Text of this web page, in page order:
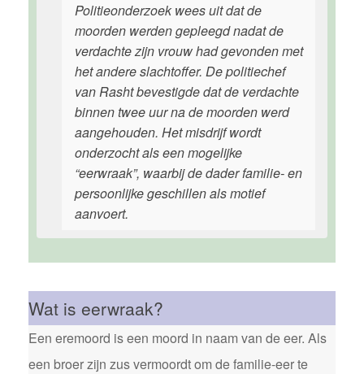
Politieonderzoek wees uit dat de
moorden werden gepleegd nadat de
verdachte zijn vrouw had gevonden met
het andere slachtoffer. De politiechef
van Rasht bevestigde dat de verdachte
binnen twee uur na de moorden werd
aangehouden. Het misdrijf wordt
onderzocht als een mogelijke
“eerwraak”, waarbij de dader familie- en
persoonlijke geschillen als motief
aanvoert.
Wat is eerwraak?
Een eremoord is een moord in naam van de eer. Als
een broer zijn zus vermoordt om de familie-eer te